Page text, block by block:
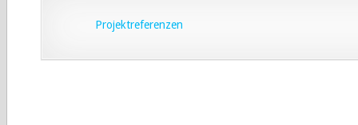
Projektreferenzen